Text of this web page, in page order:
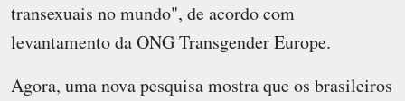
transexuais no mundo", de acordo com
levantamento da ONG Transgender Europe.
Agora, uma nova pesquisa mostra que os brasileiros